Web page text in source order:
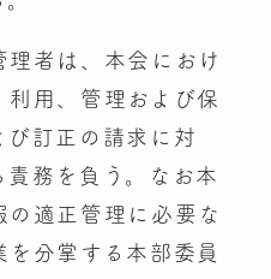
理者は、本会におけ
利用、管理および保
び訂正の請求に対
責務を負う。なお本
の適正管理に必要な
分掌する本部委員